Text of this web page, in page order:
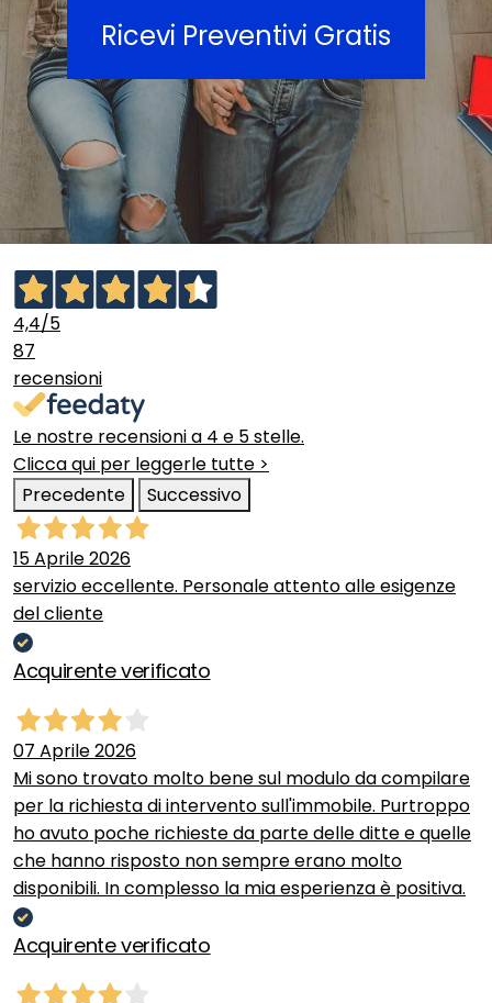
Ricevi Preventivi Gratis
4,4/5
87
recensioni
Le nostre recensioni a 4 e 5 stelle.
Clicca qui per leggerle tutte >
Precedente
Successivo
15 Aprile 2026
servizio eccellente. Personale attento alle esigenze
del cliente
Acquirente verificato
07 Aprile 2026
Mi sono trovato molto bene sul modulo da compilare
per la richiesta di intervento sull'immobile. Purtroppo
ho avuto poche richieste da parte delle ditte e quelle
che hanno risposto non sempre erano molto
disponibili. In complesso la mia esperienza è positiva.
Acquirente verificato